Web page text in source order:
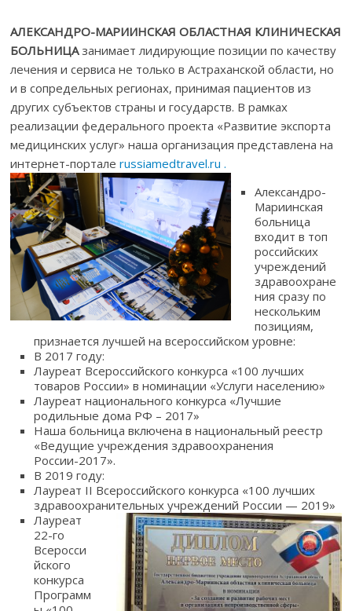
АЛЕКСАНДРО-МАРИИНСКАЯ ОБЛАСТНАЯ КЛИНИЧЕСКАЯ
БОЛЬНИЦАзанимает лидирующие позиции по качеству
лечения и сервиса не только в Астраханской области, но
и в сопредельных регионах, принимая пациентов из
других субъектов страны и государств. В рамках
реализации федерального проекта «Развитие экспорта
медицинских услуг» наша организация представлена на
интернет-порталеrussiamedtravel.ru .
Александро-
Мариинская
больница
входит в топ
российских
учреждений
здравоохране
ния сразу по
нескольким
позициям,
признается лучшей на всероссийском уровне:
В 2017 году:
Лауреат Всероссийского конкурса «100 лучших
товаров России» в номинации «Услуги населению»
Лауреат национального конкурса «Лучшие
родильные дома РФ – 2017»
Наша больница включена в национальный реестр
«Ведущие учреждения здравоохранения
России-2017».
В 2019 году:
Лауреат II Всероссийского конкурса «100 лучших
здравоохранительных учреждений России — 2019»
Лауреат
22-го
Всеросси
йского
конкурса
Программ